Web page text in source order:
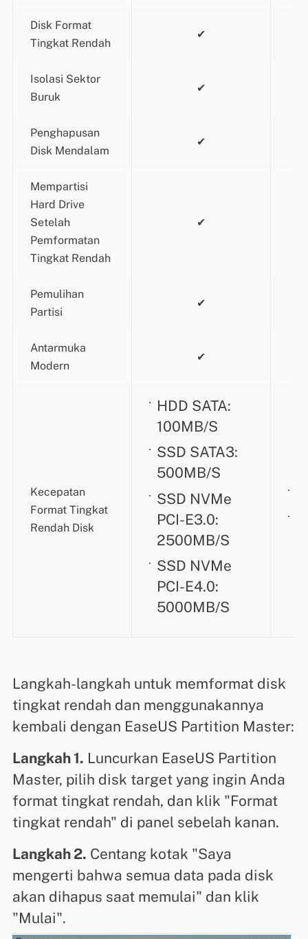
Disk Format
Tingkat Rendah
✔
Isolasi Sektor
Buruk
✔
Penghapusan
Disk Mendalam
✔
Mempartisi
Hard Drive
Setelah
Pemformatan
Tingkat Rendah
✔
Pemulihan
Partisi
✔
Antarmuka
Modern
✔
Kecepatan
Format Tingkat
Rendah Disk
HDD SATA:
100MB/S
SSD SATA3:
500MB/S
SSD NVMe
PCI-E3.0:
2500MB/S
SSD NVMe
PCI-E4.0:
5000MB/S
Langkah-langkah untuk memformat disk
tingkat rendah dan menggunakannya
kembali dengan EaseUS Partition Master:
Langkah 1. Luncurkan EaseUS Partition
Master, pilih disk target yang ingin Anda
format tingkat rendah, dan klik "Format
tingkat rendah" di panel sebelah kanan.
Langkah 2. Centang kotak "Saya
mengerti bahwa semua data pada disk
akan dihapus saat memulai" dan klik
"Mulai".